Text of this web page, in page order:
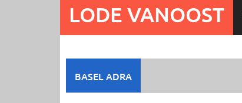
LODE VANOOST
BASEL ADRA